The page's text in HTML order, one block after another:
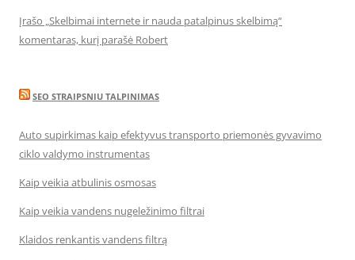
Įrašo „Skelbimai internete ir nauda patalpinus skelbimą“
komentaras, kurį parašė Robert
SEO STRAIPSNIU TALPINIMAS
Auto supirkimas kaip efektyvus transporto priemonės gyvavimo
ciklo valdymo instrumentas
Kaip veikia atbulinis osmosas
Kaip veikia vandens nugeležinimo filtrai
Klaidos renkantis vandens filtrą